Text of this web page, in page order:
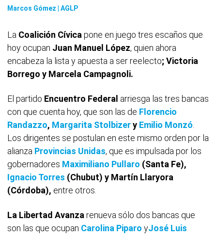
Marcos Gómez | AGLP
La Coalición Cívica pone en juego tres escaños que
hoy ocupan Juan Manuel López, quien ahora
encabeza la lista y apuesta a ser reelecto; Victoria
Borrego y Marcela Campagnoli.
El partido Encuentro Federal arriesga las tres bancas
con que cuenta hoy, que son las de Florencio
Randazzo, Margarita Stolbizery Emilio Monzó
Los dirigentes se postulan en este mismo orden por la
alianza Provincias Unidas, que es impulsada por los
gobernadores Maximiliano Pullaro (Santa Fe),
Ignacio Torres (Chubut) y Martín Llaryora
(Córdoba), entre otros.
La Libertad Avanza renueva sólo dos bancas que
son las que ocupan Carolina Piparo yJosé Luis